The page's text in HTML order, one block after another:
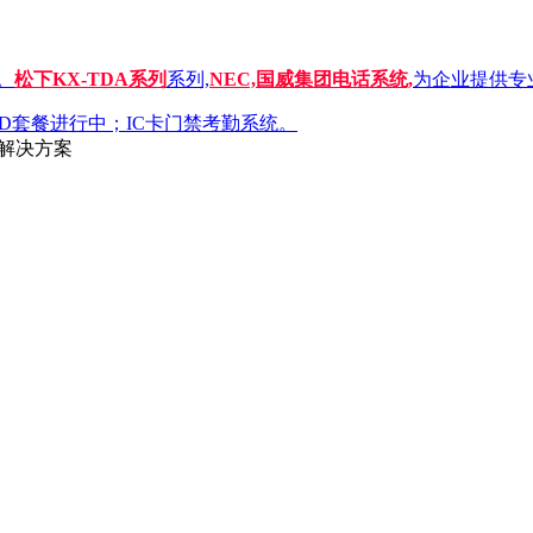
松下KX-TDA系列 系列,NEC,国威集团电话系统,为企业提供
餐进行中；IC卡门禁考勤系统。
决方案